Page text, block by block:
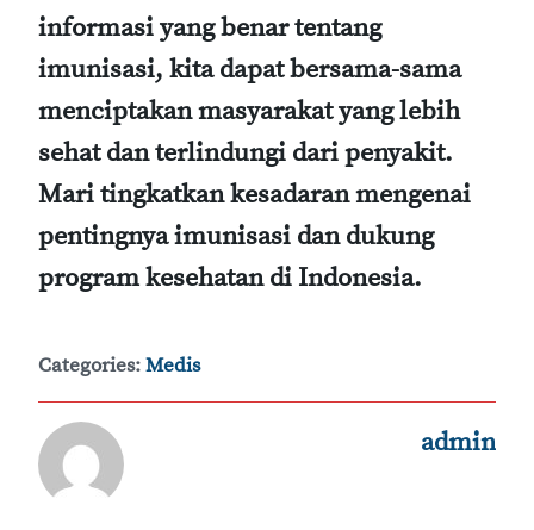
informasi yang benar tentang
imunisasi, kita dapat bersama-sama
menciptakan masyarakat yang lebih
sehat dan terlindungi dari penyakit.
Mari tingkatkan kesadaran mengenai
pentingnya imunisasi dan dukung
program kesehatan di Indonesia.
Categories:Medis
admin